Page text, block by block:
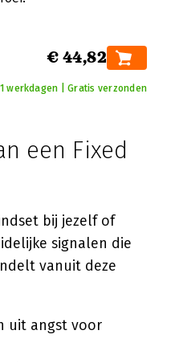
€ 44,82
werkdagen | Gratis verzonden
een Fixed
bij jezelf of
signalen die
vanuit deze
uit angst voor